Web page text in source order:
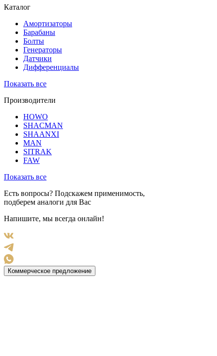
Каталог
Амортизаторы
Барабаны
Болты
Генераторы
Датчики
Дифференциалы
Показать все
Производители
HOWO
SHACMAN
SHAANXI
MAN
SITRAK
FAW
Показать все
Есть вопросы? Подскажем применимость,
подберем аналоги для Вас
Напишите, мы всегда онлайн!
Коммерческое предложение